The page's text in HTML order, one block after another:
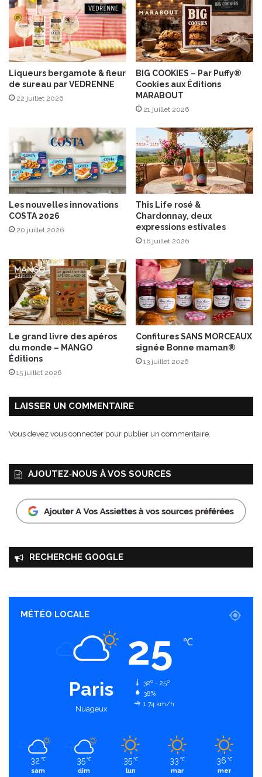
e
V
e
g
a
n
S
u
t
r
i
t
i
o
n
Liqueurs bergamote & fleur
de sureau par VEDRENNE
22 juillet 2026
BIG COOKIES – Par Puffy®
Cookies aux Éditions
MARABOUT
21 juillet 2026
Les nouvelles innovations
COSTA 2026
20 juillet 2026
This Life rosé &
Chardonnay, deux
expressions estivales
16 juillet 2026
Le grand livre des apéros
du monde – MANGO
Éditions
15 juillet 2026
Confitures SANS MORCEAUX
signée Bonne maman®
13 juillet 2026
LAISSER UN COMMENTAIRE
Vous devez vous connecter pour publier un commentaire.
AJOUTEZ‑NOUS À VOS SOURCES
RECHERCHE GOOGLE
MÉTÉO LOCALE
Paris
Nuageux
25 ℃
32º - 25º
38%
1.74 km/h
32 ℃
sam
35 ℃
dim
35 ℃
lun
33 ℃
mar
36 ℃
mer